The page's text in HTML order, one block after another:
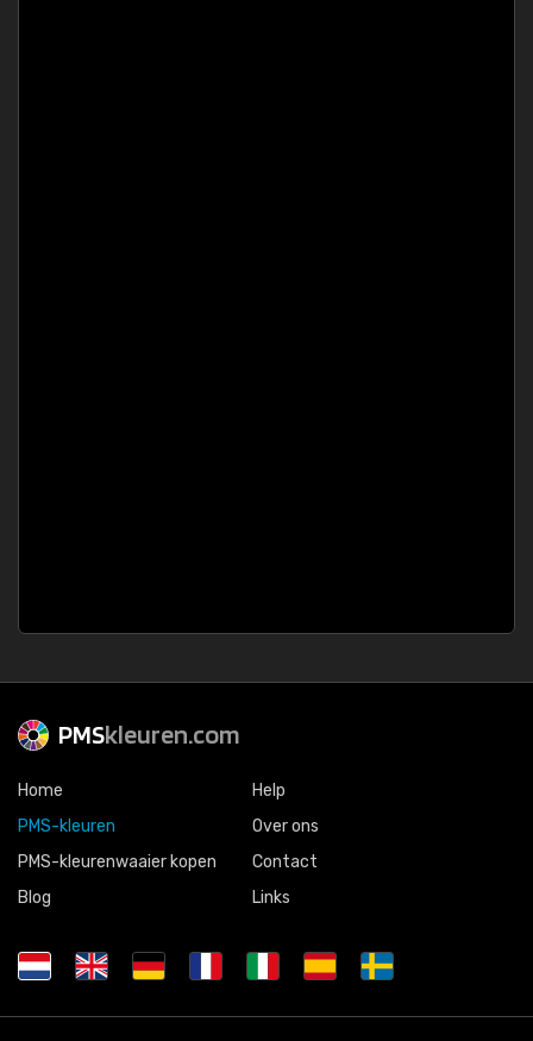
PMSkleuren.com
Home
PMS-kleuren
PMS-kleurenwaaier kopen
Blog
Help
Over ons
Contact
Links